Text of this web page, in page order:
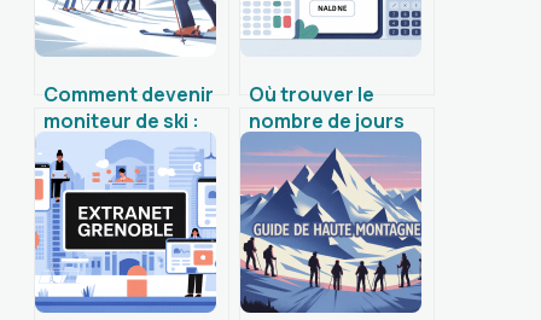
Comment devenir
moniteur de ski :
étapes, diplômes
et conseils
concrets
Où trouver le
nombre de jours
travaillés pour les
impôts : guide
pratique